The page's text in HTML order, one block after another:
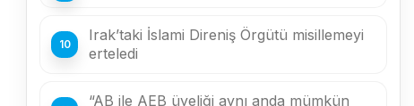
Irak’taki İslami Direniş Örgütü misillemeyi
erteledi
“AB ile AEB üyeliği aynı anda mümkün